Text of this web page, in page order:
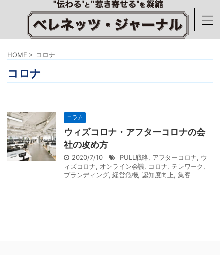
HOME > コロナ
コロナ
コラム
ウィズコロナ・アフターコロナの会
社の攻め方
2020/7/10 PULL戦略, アフターコロナ, ウ
ィズコロナ, オンライン会議, コロナ, テレワーク,
ブランディング, 経営危機, 認知度向上, 集客